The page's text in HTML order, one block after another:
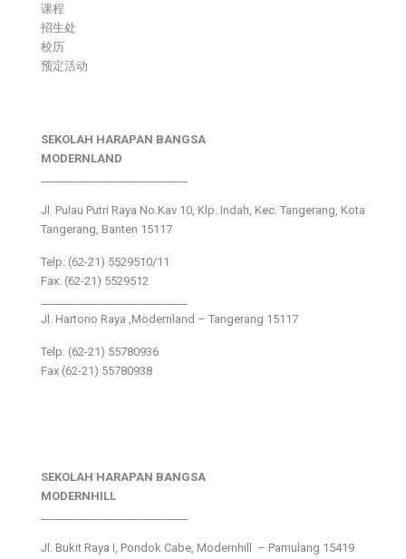
课程
招生处
校历
预定活动
SEKOLAH HARAPAN BANGSA
MODERNLAND
Jl. Pulau Putri Raya No.Kav 10, Klp. Indah, Kec. Tangerang, Kota
Tangerang, Banten 15117
Telp: (62-21) 5529510/11
Fax: (62-21) 5529512
Jl. Hartono Raya ,Modernland – Tangerang 15117
Telp. (62-21) 55780936
Fax (62-21) 55780938
SEKOLAH HARAPAN BANGSA
MODERNHILL
Jl. Bukit Raya I, Pondok Cabe, Modernhill – Pamulang 15419